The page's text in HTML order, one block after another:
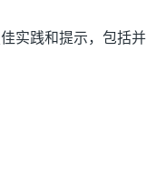
实践和提示，包括并